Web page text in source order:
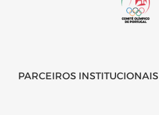
PARCEIROS INSTITUCIONAIS